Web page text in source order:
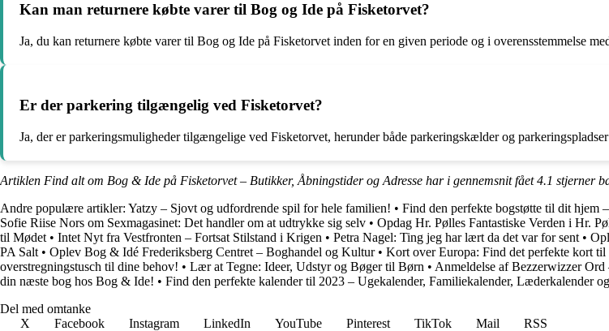
Kan man returnere købte varer til Bog og Ide på Fisketorvet?
Ja, du kan returnere købte varer til Bog og Ide på Fisketorvet inden for en given periode og i overensstemmelse
Er der parkering tilgængelig ved Fisketorvet?
Ja, der er parkeringsmuligheder tilgængelige ved Fisketorvet, herunder både parkeringskælder og
Artiklen Find alt om Bog & Ide på Fisketorvet – Butikker, Åbningstider og Adresse har i gennemsnit fået4.1 stjerner
Andre populære artikler: Yatzy – Sjovt og udfordrende spil for hele familien! • Find den perfekte bogstøtte til dit hjem
Sofie Riise Nors om Sexmagasinet: Det handler om at udtrykke sig selv • Opdag Hr. Pølles Fantastiske Verden i Hr.
til Mødet • Intet Nyt fra Vestfronten – Fortsat Stilstand i Krigen • Petra Nagel: Ting jeg har lært da det var for sent •
PA Salt • Oplev Bog & Idé Frederiksberg Centret – Boghandel og Kultur• Kort over Europa: Find det perfekte kort til
overstregningstusch til dine behov! • Lær at Tegne: Ideer, Udstyr og Bøger til Børn • Anmeldelse af Bezzerwizzer
din næste bog hos Bog & Ide! • Find den perfekte kalender til 2023 – Ugekalender, Familiekalender, Læderkalender
Del med omtanke
X
Facebook Instagram LinkedIn YouTube Pinterest TikTok Mail
RSS